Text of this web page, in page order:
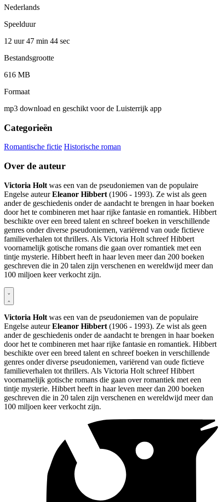
Nederlands
Speelduur
12 uur 47 min 44 sec
Bestandsgrootte
616 MB
Formaat
mp3 download en geschikt voor de Luisterrijk app
Categorieën
Romantische fictie Historische roman
Over de auteur
Victoria Holt was een van de pseudoniemen van de populaire
Engelse auteurEleanor Hibbert (1906 - 1993). Ze wist als geen
ander de geschiedenis onder de aandacht te brengen in haar boeken
door het te combineren met haar rijke fantasie en romantiek. Hibbert
beschikte over een breed talent en schreef boeken in verschillende
genres onder diverse pseudoniemen, variërend van oude fictieve
familieverhalen tot thrillers. Als Victoria Holt schreef Hibbert
voornamelijk gotische romans die gaan over romantiek met een
tintje mysterie. Hibbert heeft in haar leven meer dan 200 boeken
geschreven die in 20 talen zijn verschenen en wereldwijd meer dan
100 miljoen keer verkocht zijn.
Victoria Holt was een van de pseudoniemen van de populaire
Engelse auteurEleanor Hibbert (1906 - 1993). Ze wist als geen
ander de geschiedenis onder de aandacht te brengen in haar boeken
door het te combineren met haar rijke fantasie en romantiek. Hibbert
beschikte over een breed talent en schreef boeken in verschillende
genres onder diverse pseudoniemen, variërend van oude fictieve
familieverhalen tot thrillers. Als Victoria Holt schreef Hibbert
voornamelijk gotische romans die gaan over romantiek met een
tintje mysterie. Hibbert heeft in haar leven meer dan 200 boeken
geschreven die in 20 talen zijn verschenen en wereldwijd meer dan
100 miljoen keer verkocht zijn.